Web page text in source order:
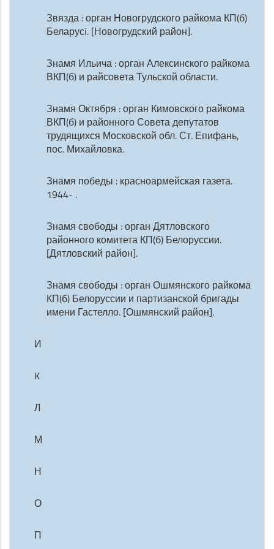
Звязда : орган Новогрудского райкома КП(б)
Беларусi. [Новогрудский район].
Знамя Ильича : орган Алексинского райкома
ВКП(б) и райсовета Тульской области.
Знамя Октября : орган Кимовского райкома
ВКП(б) и районного Совета депутатов
трудящихся Московской обл. Ст. Епифань,
пос. Михайловка.
Знамя победы : красноармейская газета.
1944- .
Знамя свободы : орган Дятловского
районного комитета КП(б) Белоруссии.
[Дятловский район].
Знамя свободы : орган Ошмянского райкома
КП(б) Белоруссии и партизанской бригады
имени Гастелло. [Ошмянский район].
И
K
Л
М
Н
О
П